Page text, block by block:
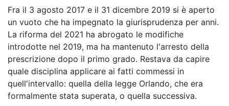
Fra il 3 agosto 2017 e il 31 dicembre 2019 si è aperto
un vuoto che ha impegnato la giurisprudenza per anni.
La riforma del 2021 ha abrogato le modifiche
introdotte nel 2019, ma ha mantenuto l'arresto della
prescrizione dopo il primo grado. Restava da capire
quale disciplina applicare ai fatti commessi in
quell'intervallo: quella della legge Orlando, che era
formalmente stata superata, o quella successiva.